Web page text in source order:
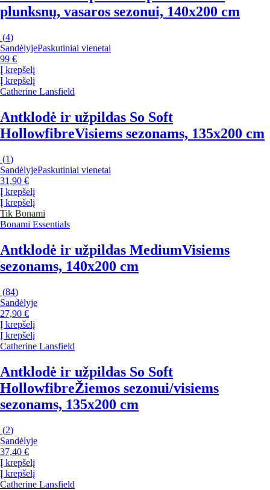
plunksnų, vasaros sezonui, 140x200 cm
(4)
SandėlyjePaskutiniai vienetai
99 €
Į krepšelį
Į krepšelį
Catherine Lansfield
Antklodė ir užpildas So Soft
HollowfibreVisiems sezonams, 135x200 cm
(1)
SandėlyjePaskutiniai vienetai
31,90 €
Į krepšelį
Į krepšelį
Tik Bonami
Bonami Essentials
Antklodė ir užpildas MediumVisiems
sezonams, 140x200 cm
(84)
Sandėlyje
27,90 €
Į krepšelį
Į krepšelį
Catherine Lansfield
Antklodė ir užpildas So Soft
HollowfibreŽiemos sezonui/visiems
sezonams, 135x200 cm
(2)
Sandėlyje
37,40 €
Į krepšelį
Į krepšelį
Catherine Lansfield